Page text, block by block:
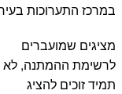
במרכז התערוכות
מציגים שמועברים
לרשימת ההמתנה, לא
תמיד זוכים להציג